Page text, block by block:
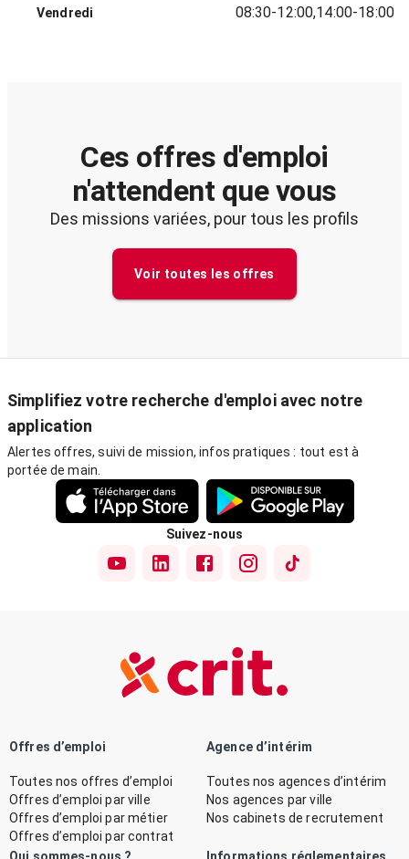
Vendredi 08:30-12:00,14:00-18:00
Ces offres d'emploi
n'attendent que vous
Des missions variées, pour tous les profils
Voir toutes les offres
Simplifiez votre recherche d'emploi avec notre
application
Alertes offres, suivi de mission, infos pratiques : tout est à
portée de main.
Suivez-nous
Offres d’emploi
Toutes nos offres d’emploi
Offres d’emploi par ville
Offres d’emploi par métier
Offres d’emploi par contrat
Agence d’intérim
Toutes nos agences d’intérim
Nos agences par ville
Nos cabinets de recrutement